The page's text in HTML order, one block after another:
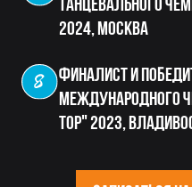
© 2016—2026
Все права